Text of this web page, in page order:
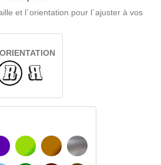
et l´orientation pour l´ajuster à vos
ORIENTATION
NormalRenversé
VIOLET VERT CLAIR
NOISETTEARGENT